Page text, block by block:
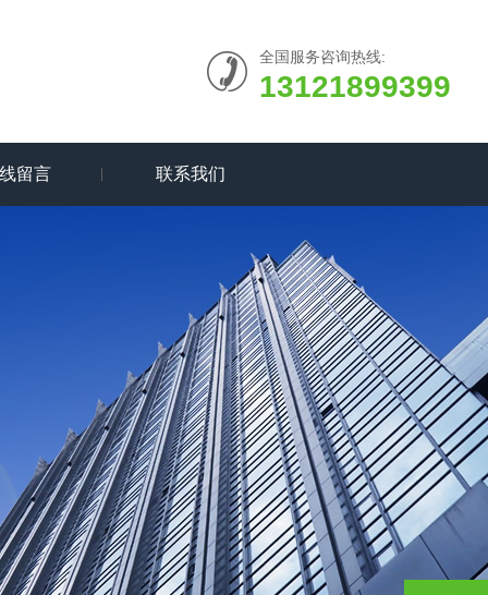
全国服务咨询热线:
13121899399
留言 联系我们